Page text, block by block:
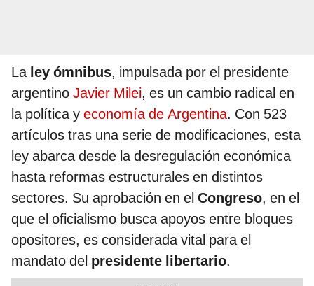
La ley ómnibus, impulsada por el presidente
argentino Javier Milei, es un cambio radical en
la política y economía de Argentina. Con 523
artículos tras una serie de modificaciones, esta
ley abarca desde la desregulación económica
hasta reformas estructurales en distintos
sectores. Su aprobación en el Congreso, en el
que el oficialismo busca apoyos entre bloques
opositores, es considerada vital para el
mandato del presidente libertario.